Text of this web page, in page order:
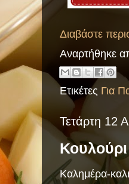
Διαβάστε
Αναρτήθηκε
Ετικέτες Για
Τετάρτη 12
Καλημέρα-